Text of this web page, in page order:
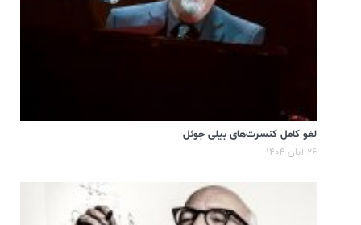
لغو کامل کنسرت‌های بیلی جوئل
۲۶ آبان ۱۴۰۴